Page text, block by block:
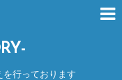
を行っております